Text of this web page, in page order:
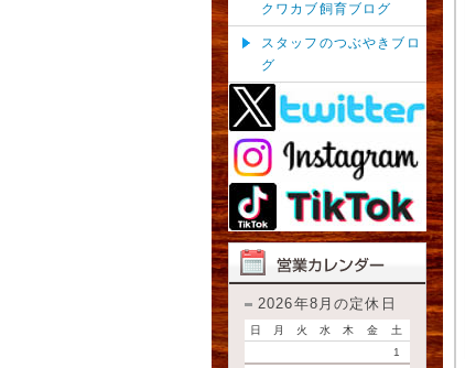
クワカブ飼育ブログ
スタッフのつぶやきブロ
グ
2026年8月の定休日
日 月 火 水 木 金
土
1